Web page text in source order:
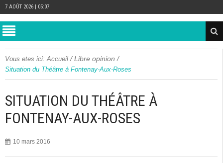
7 AOÛT 2026 | 05:07
Vous etes ici: Accueil /Libre opinion /
Situation du Théâtre à Fontenay-Aux-Roses
SITUATION DU THÉÂTRE À
FONTENAY-AUX-ROSES
10 mars 2016